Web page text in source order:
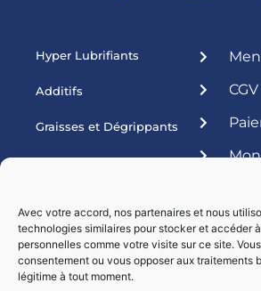
Avec votre accord, nos partenaires et nous
technologies similaires pour stocker et accéder
personnelles comme votre visite sur ce site.
consentement ou vous opposer aux traitements
légitime à tout moment.
Hyper Lubrifiants
Additifs
Graisses et Dégrippants
Produits ateliers
CGV
Livraisons par :